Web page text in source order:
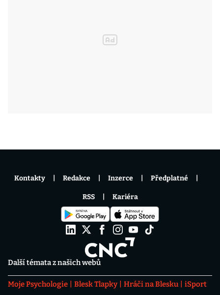
Další témata z našich webů
Moje Psychologie Blesk Tlapky Hráči na Blesku
iSport
Kontakty Redakce Inzerce Předplatné
RSS Kariéra